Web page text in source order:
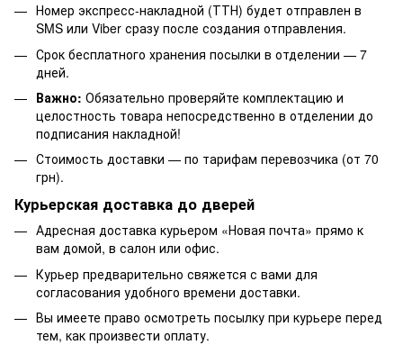
Номер экспресс-накладной (ТТН) будет отправлен в
SMS или Viber сразу после создания отправления.
Срок бесплатного хранения посылки в отделении — 7
дней.
Важно: Обязательно проверяйте комплектацию и
целостность товара непосредственно в отделении до
подписания накладной!
Стоимость доставки — по тарифам перевозчика (от 70
грн).
Курьерская доставка до дверей
Адресная доставка курьером «Новая почта» прямо к
вам домой, в салон или офис.
Курьер предварительно свяжется с вами для
согласования удобного времени доставки.
Вы имеете право осмотреть посылку при курьере перед
тем, как произвести оплату.